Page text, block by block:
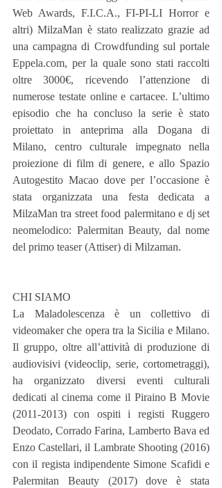
Web Awards, F.I.C.A., FI-PI-LI Horror e
altri) MilzaMan è stato realizzato grazie ad
una campagna di Crowdfunding sul portale
Eppela.com, per la quale sono stati raccolti
oltre 3000€, ricevendo l’attenzione di
numerose testate online e cartacee. L’ultimo
episodio che ha concluso la serie è stato
proiettato in anteprima alla Dogana di
Milano, centro culturale impegnato nella
proiezione di film di genere, e allo Spazio
Autogestito Macao dove per l’occasione è
stata organizzata una festa dedicata a
MilzaMan tra street food palermitano e dj set
neomelodico: Palermitan Beauty, dal nome
del primo teaser (Attiser) di Milzaman.
CHI SIAMO
La Maladolescenza è un collettivo di
videomaker che opera tra la Sicilia e Milano.
Il gruppo, oltre all’attività di produzione di
audiovisivi (videoclip, serie, cortometraggi),
ha organizzato diversi eventi culturali
dedicati al cinema come il Piraino B Movie
(2011-2013) con ospiti i registi Ruggero
Deodato, Corrado Farina, Lamberto Bava ed
Enzo Castellari, il Lambrate Shooting (2016)
con il regista indipendente Simone Scafidi e
Palermitan Beauty (2017) dove è stata